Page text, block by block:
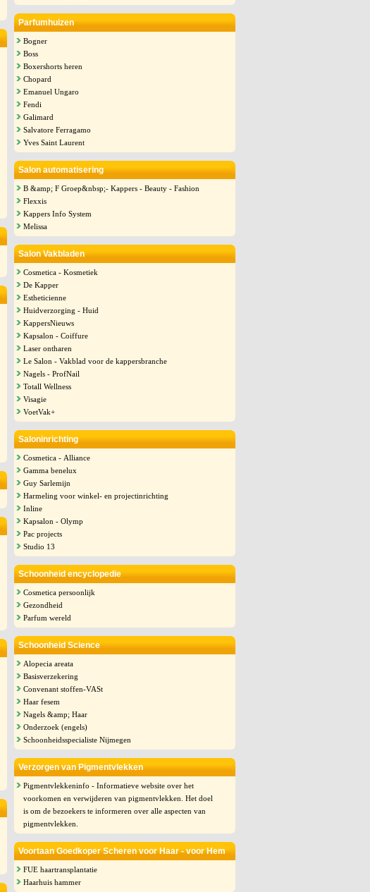
Parfumhuizen
Bogner
Boss
Boxershorts heren
Chopard
Emanuel Ungaro
Fendi
Galimard
Salvatore Ferragamo
Yves Saint Laurent
Salon automatisering
B &amp; F Groep&nbsp;- Kappers - Beauty - Fashion
Flexxis
Kappers Info System
Melissa
Salon Vakbladen
Cosmetica - Kosmetiek
De Kapper
Estheticienne
Huidverzorging - Huid
KappersNieuws
Kapsalon - Coiffure
Laser ontharen
Le Salon - Vakblad voor de kappersbranche
Nagels - ProfNail
Totall Wellness
Visagie
VoetVak+
Saloninrichting
Cosmetica - Alliance
Gamma benelux
Guy Sarlemijn
Harmeling voor winkel- en projectinrichting
Inline
Kapsalon - Olymp
Pac projects
Studio 13
Schoonheid encyclopedie
Cosmetica persoonlijk
Gezondheid
Parfum wereld
Schoonheid Science
Alopecia areata
Basisverzekering
Convenant stoffen-VASt
Haar fesem
Nagels &amp; Haar
Onderzoek (engels)
Schoonheidsspecialiste Nijmegen
Verzorgen van Pigmentvlekken
Pigmentvlekkeninfo - Informatieve website over het
voorkomen en verwijderen van pigmentvlekken. Het doel
is om de bezoekers te informeren over alle aspecten van
pigmentvlekken.
Voortaan Goedkoper Scheren voor Haar - voor Hem
FUE haartransplantatie
Haarhuis hammer